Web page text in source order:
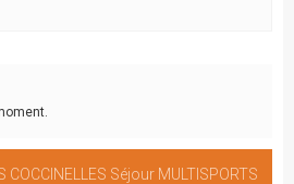
COCCINELLES Séjour MULTISPORTS